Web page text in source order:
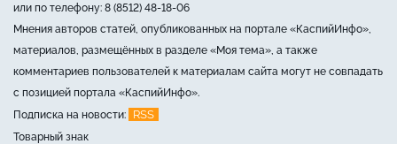
или по телефону: 8 (8512) 48-18-06
Мнения авторов статей, опубликованных на портале «КаспийИнфо»,
материалов, размещённых в разделе «Моя тема», а также
комментариев пользователей к материалам сайта могут не совпадать
с позицией портала «КаспийИнфо».
Подписка на новости:
RSS
Товарный знак